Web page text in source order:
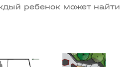
ребенок может найти